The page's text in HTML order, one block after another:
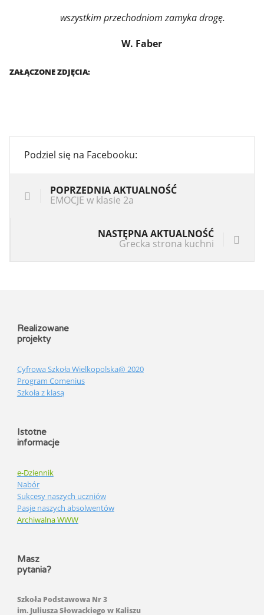
wszystkim przechodniom zamyka drogę.
W. Faber
ZAŁĄCZONE ZDJĘCIA:
Podziel się na Facebooku:
POPRZEDNIA AKTUALNOŚĆ
EMOCJE w klasie 2a
NASTĘPNA AKTUALNOŚĆ
Grecka strona kuchni
Realizowane
projekty
Cyfrowa Szkoła Wielkopolska@ 2020
Program Comenius
Szkoła z klasą
Istotne
informacje
e-Dziennik
Nabór
Sukcesy naszych uczniów
Pasje naszych absolwentów
Archiwalna WWW
Masz
pytania?
Szkoła Podstawowa Nr 3
im. Juliusza Słowackiego w Kaliszu